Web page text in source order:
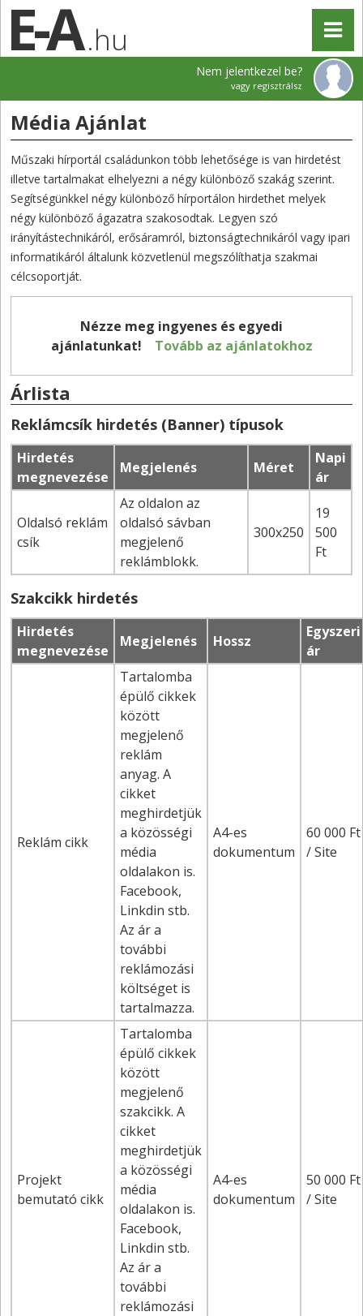
.hu
Nem jelentkezel be?
vagy regisztrálsz
Média Ajánlat
Műszaki hírportál családunkon több lehetősége is van hirdetést
illetve tartalmakat elhelyezni a négy különböző szakág szerint.
Segítségünkkel négy különböző hírportálon hirdethet melyek
négy különböző ágazatra szakosodtak. Legyen szó
irányítástechnikáról, erősáramról, biztonságtechnikáról vagy ipari
informatikáról általunk közvetlenül megszólíthatja szakmai
célcsoportját.
Nézze meg ingyenes és egyedi
ajánlatunkat!
Tovább az ajánlatokhoz
Árlista
Reklámcsík hirdetés (Banner) típusok
Hirdetés
megnevezése
Megjelenés Méret
Napi
ár
Oldalsó reklám
csík
Az oldalon az
oldalsó sávban
megjelenő
reklámblokk.
300x250
19
500
Ft
Szakcikk hirdetés
Hirdetés
megnevezése
Megjelenés Hossz
Egyszeri
ár
Reklám cikk
Tartalomba
épülő cikkek
között
megjelenő
reklám
anyag. A
cikket
meghirdetjük
a közösségi
média
oldalakon is.
Facebook,
Linkdin stb.
Az ár a
további
reklámozási
költséget is
tartalmazza.
A4-es
dokumentum
60 000 Ft
/ Site
Projekt
bemutató cikk
Tartalomba
épülő cikkek
között
megjelenő
szakcikk. A
cikket
meghirdetjük
a közösségi
média
oldalakon is.
Facebook,
Linkdin stb.
Az ár a
további
reklámozási
A4-es
dokumentum
50 000 Ft
/ Site